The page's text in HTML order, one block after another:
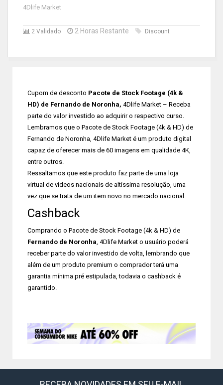
4Dlife Market
2 Validado 2 Horas Restante Discount
Cupom de desconto Pacote de Stock Footage (4k &
HD) de Fernando de Noronha, 4Dlife Market – Receba
parte do valor investido ao adquirir o respectivo curso.
Lembramos que o Pacote de Stock Footage (4k & HD) de
Fernando de Noronha, 4Dlife Market é um produto digital
capaz de oferecer mais de 60 imagens em qualidade 4K,
entre outros.
Ressaltamos que este produto faz parte de uma loja
virtual de videos nacionais de altíssima resolução, uma
vez que se trata de um item novo no mercado nacional.
Cashback
Comprando o Pacote de Stock Footage (4k & HD) de
Fernando de Noronha, 4Dlife Market o usuário poderá
receber parte do valor investido de volta, lembrando que
além de um produto premium o comprador terá uma
garantia mínima pré estipulada, todavia o cashback é
garantido.